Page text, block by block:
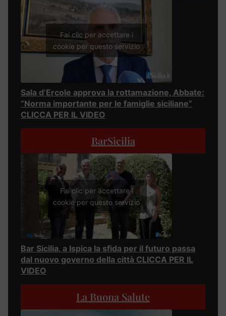
Fai clic per accettare i
cookie per questo servizio
Sala d’Ercole approva la rottamazione, Abbate:
“Norma importante per le famiglie siciliane”
CLICCA PER IL VIDEO
BarSicilia
Fai clic per accettare i
cookie per questo servizio
Bar Sicilia, a Ispica la sfida per il futuro passa
dal nuovo governo della città CLICCA PER IL
VIDEO
La Buona Salute